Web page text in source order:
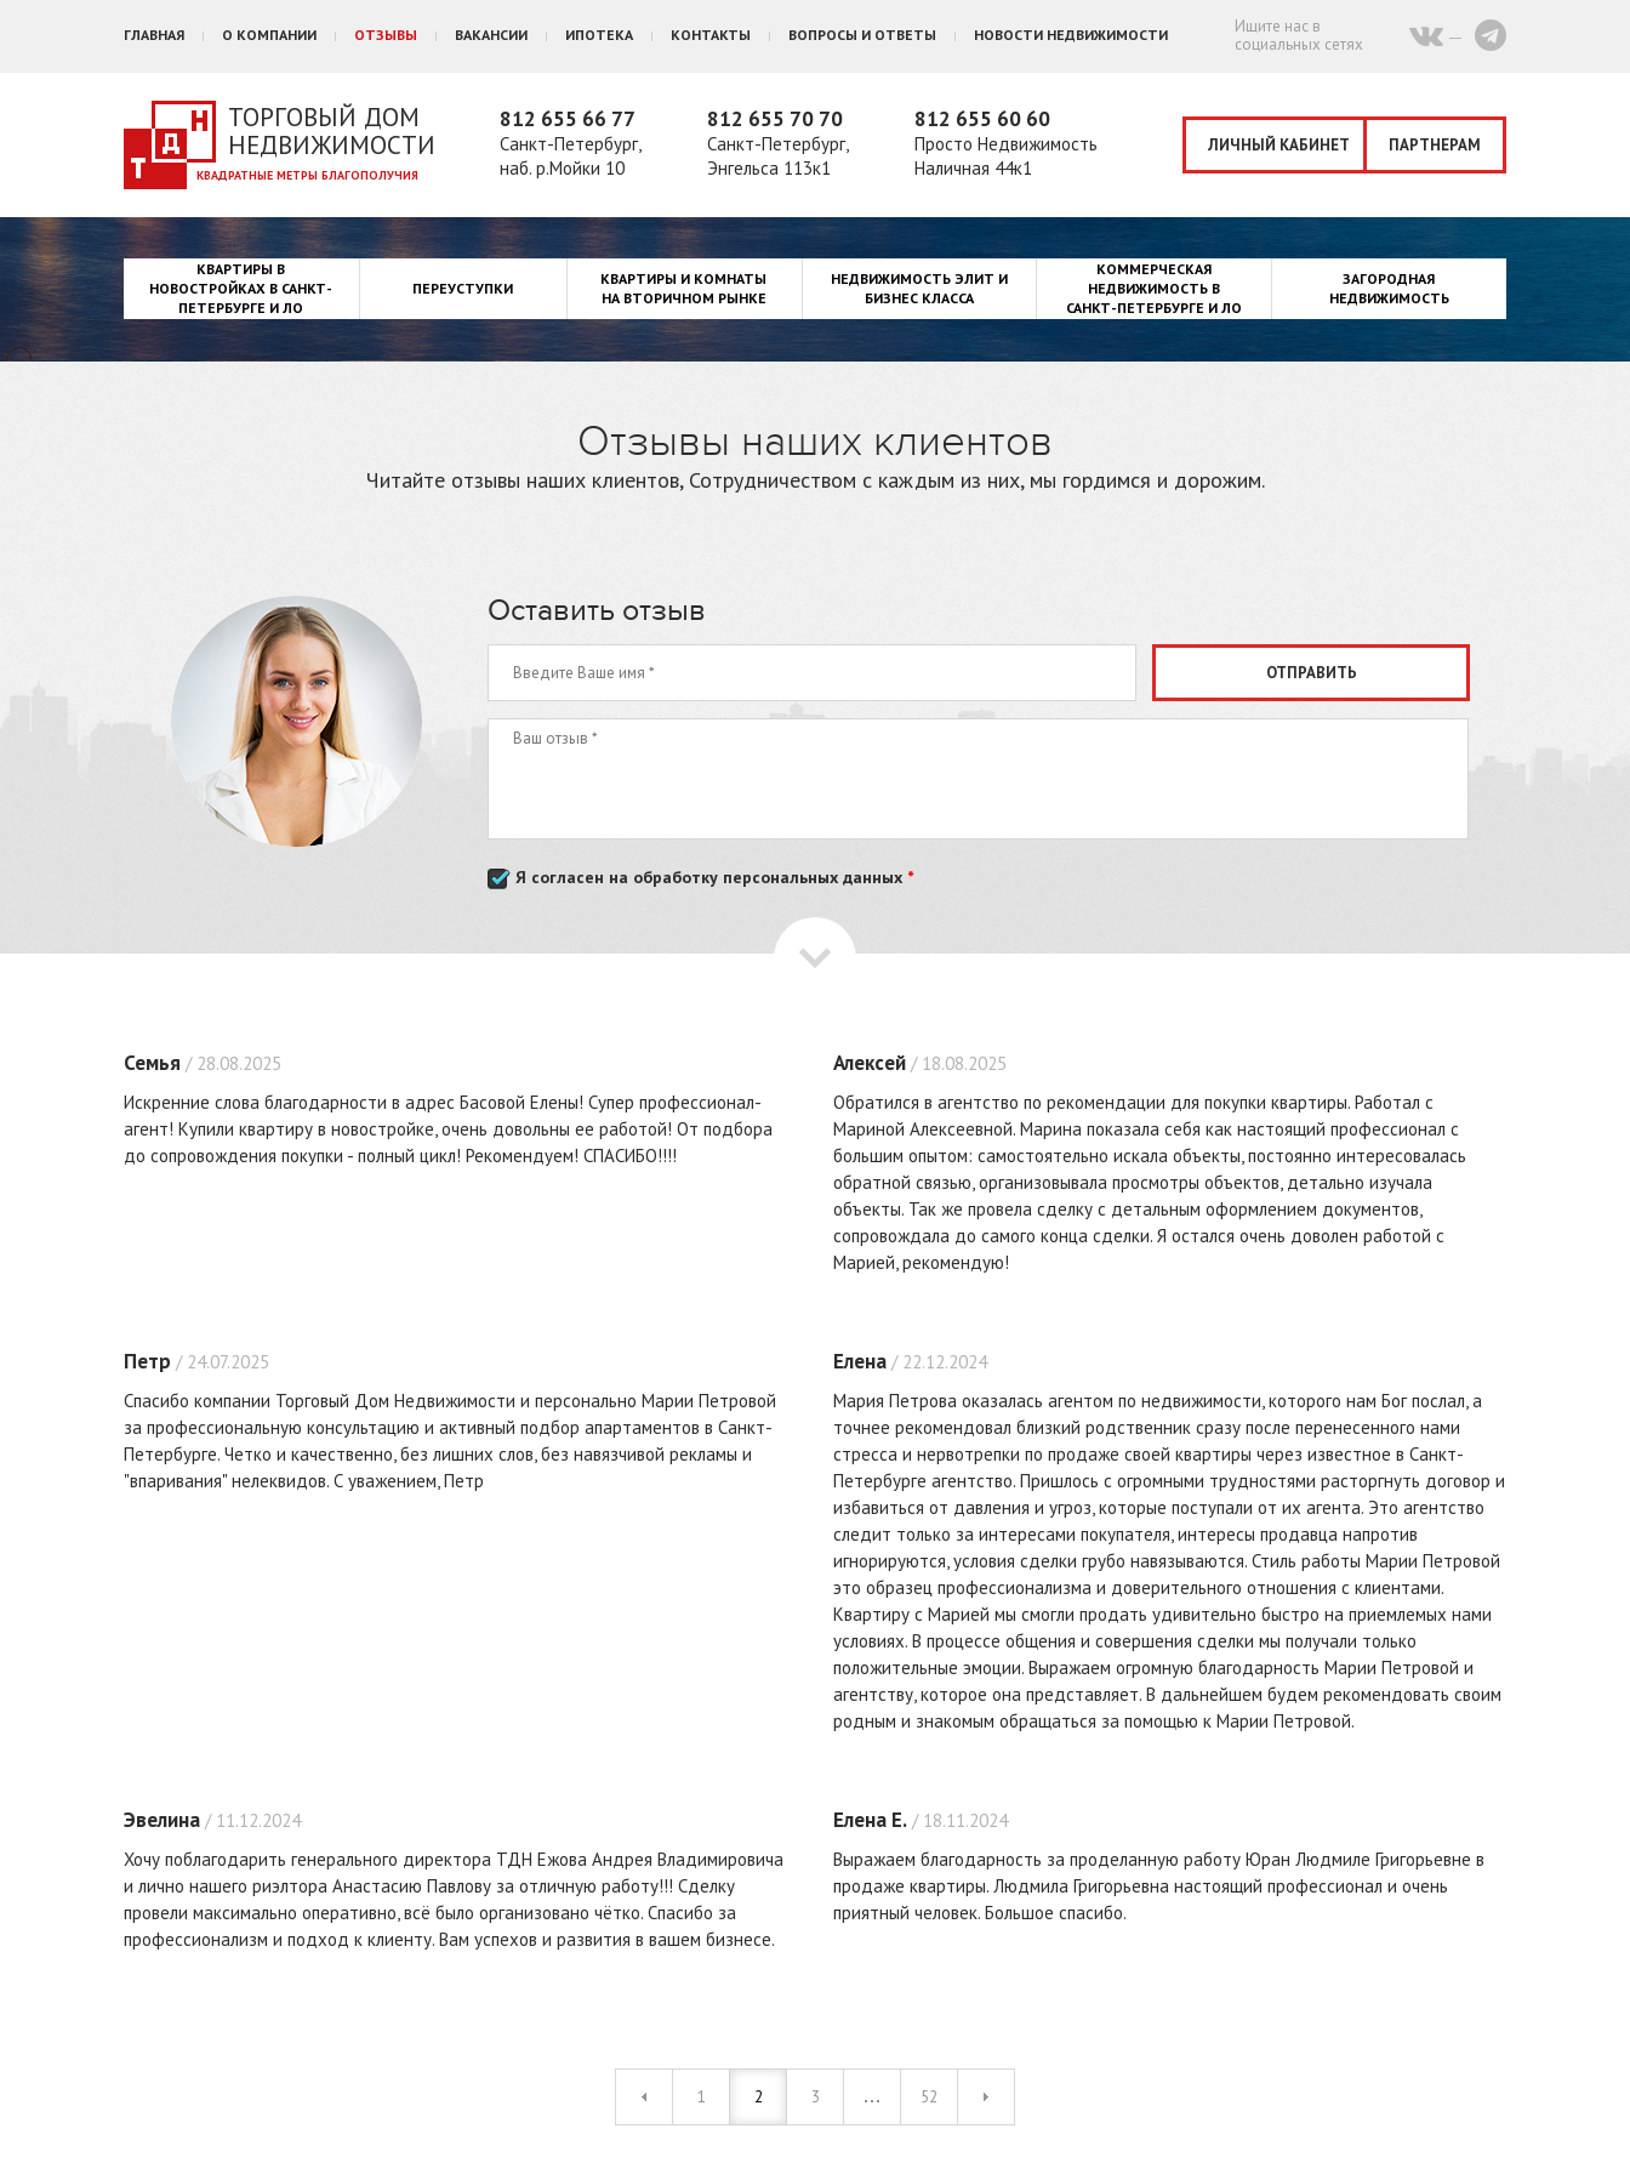
ГЛАВНАЯ О КОМПАНИИ ОТЗЫВЫ ВАКАНСИИ ИПОТЕКА КОНТАКТЫ ВОПРОСЫ И ОТВЕТЫ НОВОСТИ НЕДВИЖИМОСТИ
Ищите нас в
социальных сетях
ТОРГОВЫЙ ДОМ
НЕДВИЖИМОСТИ
812 655 66 77
Санкт-Петербург,
наб. р.Мойки 10
812 655 70 70
Санкт-Петербург,
Энгельса 113к1
812 655 60 60
Просто Недвижимость
Наличная 44к1
ЛИЧНЫЙ КАБИНЕТ ПАРТНЕРАМ
КВАРТИРЫ В
НОВОСТРОЙКАХ В САНКТ-
ПЕТЕРБУРГЕ И ЛО
ПЕРЕУСТУПКИ
КВАРТИРЫ И КОМНАТЫ
НА ВТОРИЧНОМ РЫНКЕ
НЕДВИЖИМОСТЬ ЭЛИТ И
БИЗНЕС КЛАССА
КОММЕРЧЕСКАЯ
НЕДВИЖИМОСТЬ В
САНКТ-ПЕТЕРБУРГЕ И ЛО
ЗАГОРОДНАЯ
НЕДВИЖИМОСТЬ
Отзывы наших клиентов
Читайте отзывы наших клиентов, Сотрудничеством с каждым из них, мы гордимся и дорожим.
Оставить отзыв
Я согласен на обработку персональных данных *
Семья / 28.08.2025
Искренние слова благодарности в адрес Басовой Елены! Супер профессионал-
агент! Купили квартиру в новостройке, очень довольны ее работой! От подбора
до сопровождения покупки - полный цикл! Рекомендуем! СПАСИБО!!!!
Алексей / 18.08.2025
Обратился в агентство по рекомендации для покупки квартиры. Работал с
Мариной Алексеевной. Марина показала себя как настоящий профессионал с
большим опытом: самостоятельно искала объекты, постоянно интересовалась
обратной связью, организовывала просмотры объектов, детально изучала
объекты. Так же провела сделку с детальным оформлением документов,
сопровождала до самого конца сделки. Я остался очень доволен работой с
Марией, рекомендую!
Петр / 24.07.2025
Спасибо компании Торговый Дом Недвижимости и персонально Марии Петровой
за профессиональную консультацию и активный подбор апартаментов в Санкт-
Петербурге. Четко и качественно, без лишних слов, без навязчивой рекламы и
"впаривания" нелеквидов. С уважением, Петр
Елена / 22.12.2024
Мария Петрова оказалась агентом по недвижимости, которого нам Бог послал, а
точнее рекомендовал близкий родственник сразу после перенесенного нами
стресса и нервотрепки по продаже своей квартиры через известное в Санкт-
Петербурге агентство. Пришлось с огромными трудностями расторгнуть договор и
избавиться от давления и угроз, которые поступали от их агента. Это агентство
следит только за интересами покупателя, интересы продавца напротив
игнорируются, условия сделки грубо навязываются. Стиль работы Марии Петровой
это образец профессионализма и доверительного отношения с клиентами.
Квартиру с Марией мы смогли продать удивительно быстро на приемлемых нами
условиях. В процессе общения и совершения сделки мы получали только
положительные эмоции. Выражаем огромную благодарность Марии Петровой и
агентству, которое она представляет. В дальнейшем будем рекомендовать своим
родным и знакомым обращаться за помощью к Марии Петровой.
Эвелина / 11.12.2024
Хочу поблагодарить генерального директора ТДН Ежова Андрея Владимировича
и лично нашего риэлтора Анастасию Павлову за отличную работу!!! Сделку
провели максимально оперативно, всё было организовано чётко. Спасибо за
профессионализм и подход к клиенту. Вам успехов и развития в вашем бизнесе.
Елена Е. / 18.11.2024
Выражаем благодарность за проделанную работу Юран Людмиле Григорьевне в
продаже квартиры. Людмила Григорьевна настоящий профессионал и очень
приятный человек. Большое спасибо.
1 2 3 52